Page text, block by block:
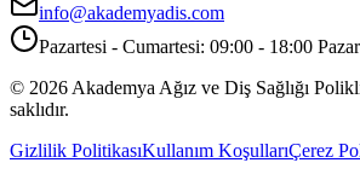
info@akademyadis.com
Pazartesi - Cumartesi: 09:00 - 18:00
© 2026 Akademya Ağız ve Diş Sağlığı
saklıdır.
Gizlilik PolitikasıKullanım KoşullarıÇerez